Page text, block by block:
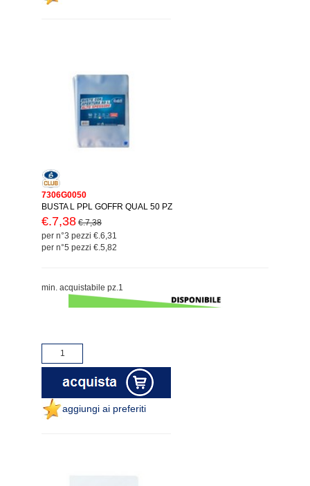
7306G0050
BUSTA L PPL GOFFR QUAL 50 PZ
€.7,38 €.7,38
per n°3 pezzi €.6,31
per n°5 pezzi €.5,82
min. acquistabile pz.1
aggiungi ai preferiti